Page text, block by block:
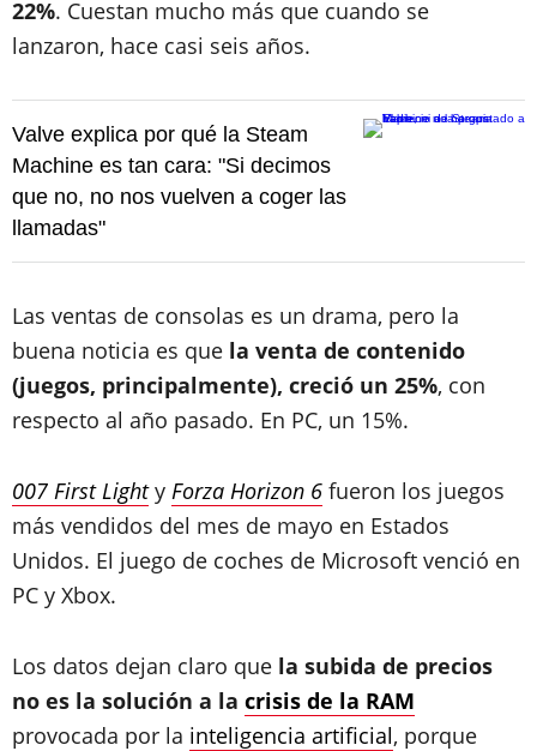
22%. Cuestan mucho más que cuando se
lanzaron, hace casi seis años.
Valve explica por qué la Steam
Machine es tan cara: "Si decimos
que no, no nos vuelven a coger las
llamadas"
Las ventas de consolas es un drama, pero la
buena noticia es que la venta de contenido
(juegos, principalmente), creció un 25%, con
respecto al año pasado. En PC, un 15%.
007 First Lighty Forza Horizon 6 fueron los juegos
más vendidos del mes de mayo en Estados
Unidos. El juego de coches de Microsoft venció en
PC y Xbox.
Los datos dejan claro que la subida de precios
no es la solución a la crisis de la RAM
provocada por la inteligencia artificial, porque